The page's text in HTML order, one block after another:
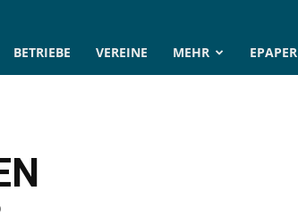
BETRIEBE VEREINE MEHR EPAPER